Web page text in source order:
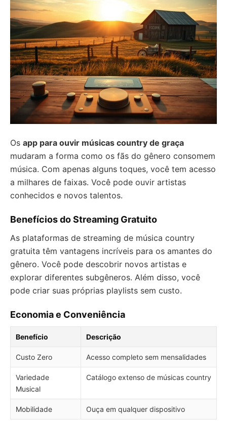
Os app para ouvir músicas country de graça
mudaram a forma como os fãs do gênero consomem
música. Com apenas alguns toques, você tem acesso
a milhares de faixas. Você pode ouvir artistas
conhecidos e novos talentos.
Benefícios do Streaming Gratuito
As plataformas de streaming de música country
gratuita têm vantagens incríveis para os amantes do
gênero. Você pode descobrir novos artistas e
explorar diferentes subgêneros. Além disso, você
pode criar suas próprias playlists sem custo.
Economia e Conveniência
Benefício Descrição
Custo Zero Acesso completo sem mensalidades
Variedade
Musical
Catálogo extenso de músicas country
Mobilidade Ouça em qualquer dispositivo